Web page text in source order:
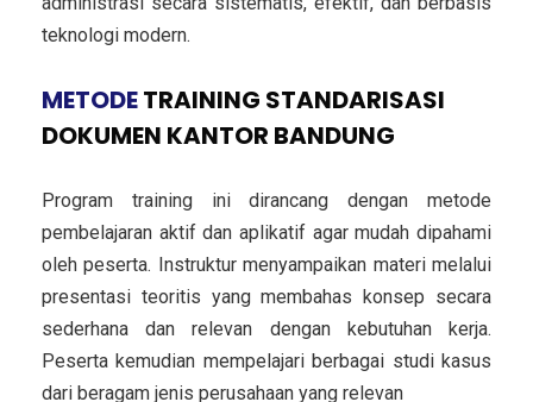
teknologi modern.
METODETRAINING STANDARISASI
DOKUMEN KANTOR BANDUNG
Program training ini dirancang dengan metode
pembelajaran aktif dan aplikatif agar mudah dipahami
oleh peserta. Instruktur menyampaikan materi melalui
presentasi teoritis yang membahas konsep secara
sederhana dan relevan dengan kebutuhan kerja.
Peserta kemudian mempelajari berbagai studi kasus
dari beragam jenis perusahaan yang relevan